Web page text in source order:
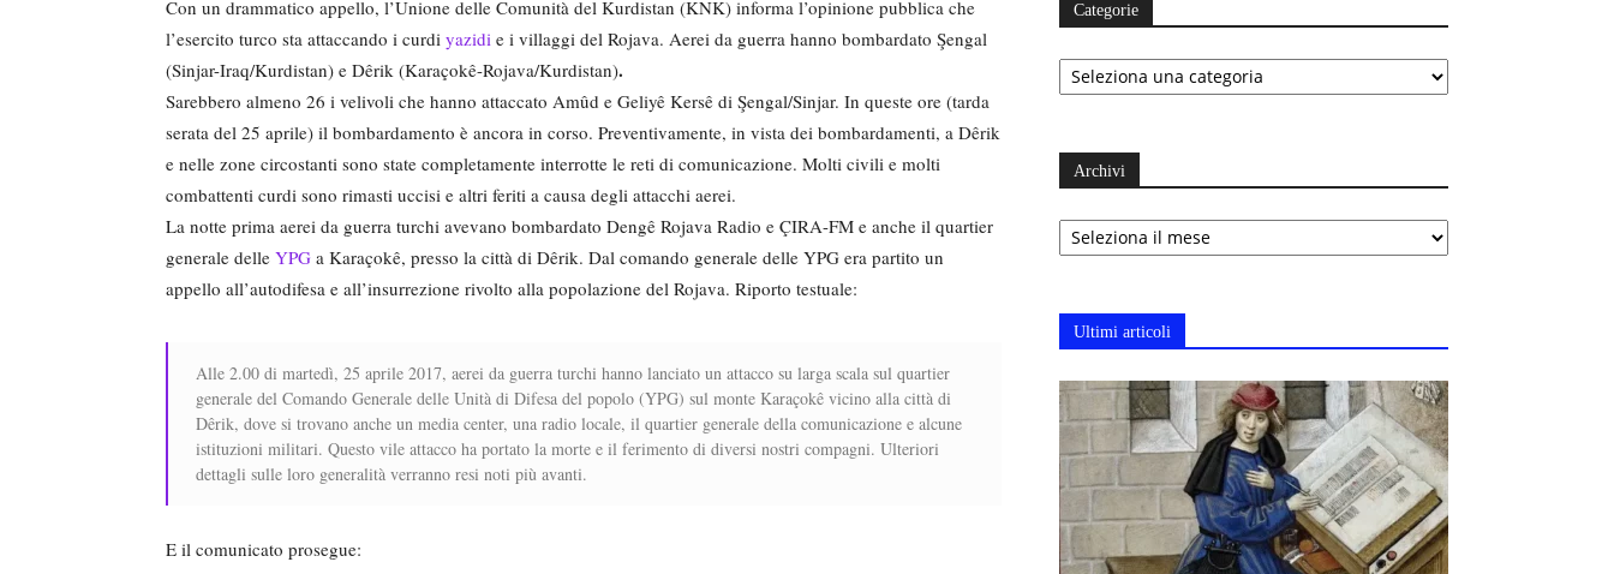
Con un drammatico appello, l’Unione delle Comunità del Kurdistan (KNK) informa l’opinione pubblica che
l’esercito turco sta attaccando i curdi yazidi e i villaggi del Rojava. Aerei da guerra hanno bombardato Şengal
(Sinjar-Iraq/Kurdistan) e Dêrik (Karaçokê-Rojava/Kurdistan).
Sarebbero almeno 26 i velivoli che hanno attaccato Amûd e Geliyê Kersê di Şengal/Sinjar. In queste ore (tarda
serata del 25 aprile) il bombardamento è ancora in corso. Preventivamente, in vista dei bombardamenti, a Dêrik
e nelle zone circostanti sono state completamente interrotte le reti di comunicazione. Molti civili e molti
combattenti curdi sono rimasti uccisi e altri feriti a causa degli attacchi aerei.
La notte prima aerei da guerra turchi avevano bombardato Dengê Rojava Radio e ÇIRA-FM e anche il quartier
generale delle YPG a Karaçokê, presso la città di Dêrik. Dal comando generale delle YPG era partito un
appello all’autodifesa e all’insurrezione rivolto alla popolazione del Rojava. Riporto testuale:
Alle 2.00 di martedì, 25 aprile 2017, aerei da guerra turchi hanno lanciato un attacco su larga scala sul quartier
generale del Comando Generale delle Unità di Difesa del popolo (YPG) sul monte Karaçokê vicino alla città di
Dêrik, dove si trovano anche un media center, una radio locale, il quartier generale della comunicazione e alcune
istituzioni militari. Questo vile attacco ha portato la morte e il ferimento di diversi nostri compagni. Ulteriori
dettagli sulle loro generalità verranno resi noti più avanti.
E il comunicato prosegue:
Categorie
Categorie
Archivi
Archivi
Ultimi articoli